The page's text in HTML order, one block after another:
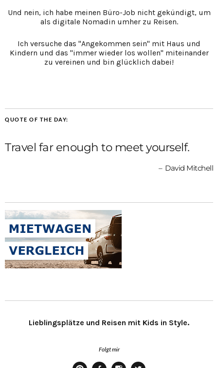
Und nein, ich habe meinen Büro-Job nicht gekündigt, um
als digitale Nomadin umher zu Reisen.
Ich versuche das "Angekommen sein" mit Haus und
Kindern und das "immer wieder los wollen" miteinander
zu vereinen und bin glücklich dabei!
QUOTE OF THE DAY:
Travel far enough to meet yourself.
David Mitchell
Lieblingsplätze und Reisen mit Kids in Style.
Folgt mir